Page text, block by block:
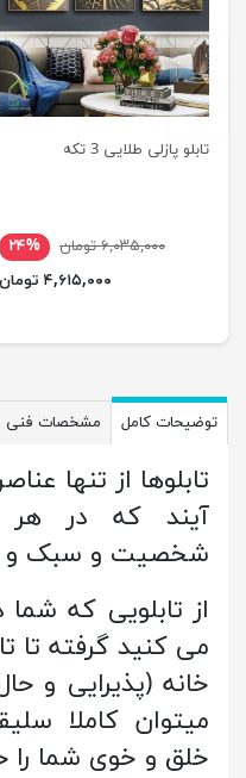
تابلو پازلی طلایی 3 تکه
۶,۰۳۵,۰۰۰ تومان
۲۴%
۴,۶۱۵,۰۰۰ تومان
previus
توضیحات کامل مشخصات فنی
تابلوها از تنها
آیند که در هر
شخصیت و سبک و
از تابلویی که
می کنید گرفته تا
خانه (پذیرایی و
میتوان کاملا
خلق و خوی شما